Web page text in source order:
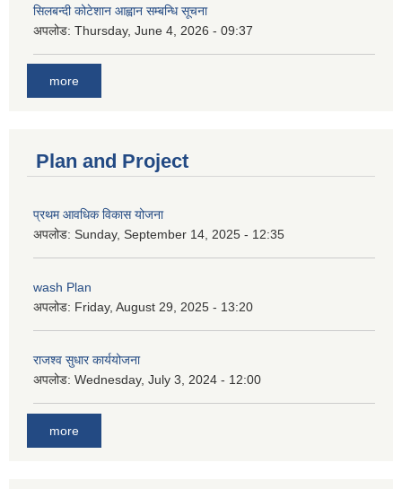
सिलबन्दी कोटेशान आह्वान सम्बन्धि सूचना
अपलोड: Thursday, June 4, 2026 - 09:37
more
Plan and Project
प्रथम आवधिक विकास योजना
अपलोड: Sunday, September 14, 2025 - 12:35
wash Plan
अपलोड: Friday, August 29, 2025 - 13:20
राजश्व सुधार कार्ययोजना
अपलोड: Wednesday, July 3, 2024 - 12:00
more